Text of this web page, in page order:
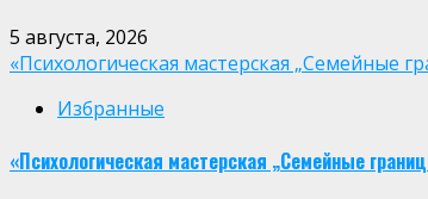
5 августа, 2026
«Психологическая мастерская „Семейные
Избранные
«Психологическая мастерская „Семейные